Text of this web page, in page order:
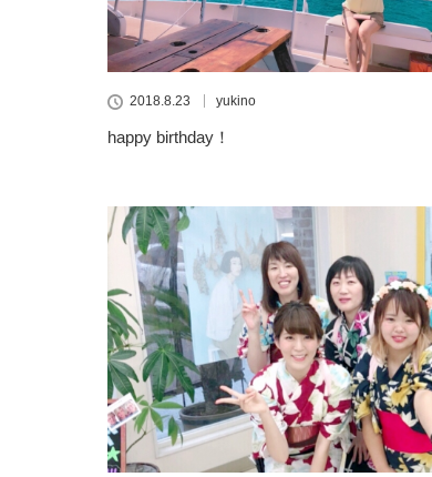
2018.8.23 yukino
happy birthday！